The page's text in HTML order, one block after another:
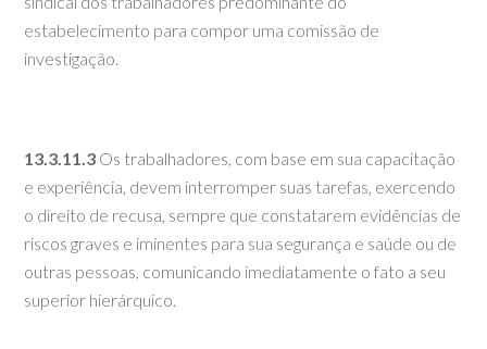
estabelecimento para compor uma comissão de
investigação.
13.3.11.3 Os trabalhadores, com base em sua capacitação
e experiência, devem interromper suas tarefas, exercendo
o direito de recusa, sempre que constatarem evidências de
riscos graves e iminentes para sua segurança e saúde ou de
outras pessoas, comunicando imediatamente o fato a seu
superior hierárquico.